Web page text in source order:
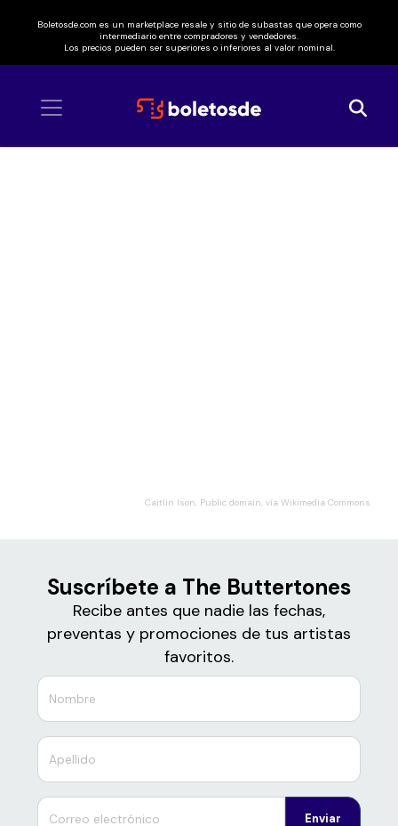
Boletosde.com es un marketplace resale y sitio de subastas que opera como
intermediario entre compradores y vendedores.
Los precios pueden ser superiores o inferiores al valor nominal.
Caitlin Ison, Public domain, vía Wikimedia Commons
Suscríbete a The Buttertones
Recibe antes que nadie las fechas,
preventas y promociones de tus artistas
favoritos.
Enviar